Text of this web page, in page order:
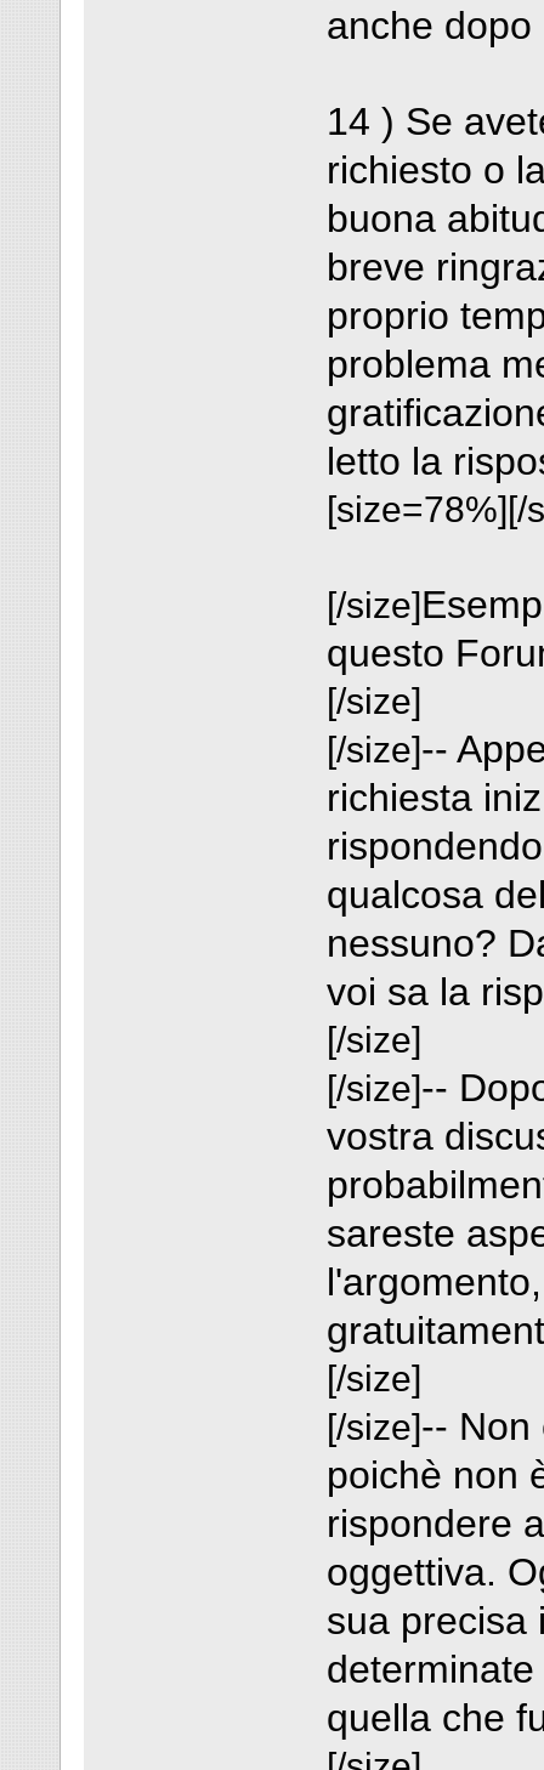
anche
14 ) Se
richiesto o
buona
breve
proprio
problema
letto la
[size=78%][/
[/size]
questo
[/size]
[/size]--
richiesta
qualcosa
nessuno?
voi sa la
[/size]
[/size]--
vostra
sareste
[/size]
[/size]-- Non
poichè non
rispondere
oggettiva.
sua precisa
quella che